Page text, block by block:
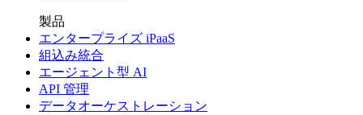
製品
エンタープライズ iPaaS
組込み統合
エージェント型 AI
API 管理
データオーケストレーション